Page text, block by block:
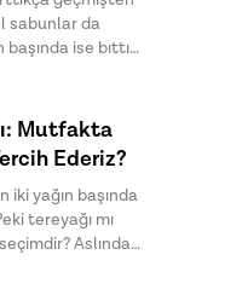
sabunlar da
ise bıttım
Anadolu
bu özel
yöntemiyle
sabunu
bilinen bıttım
uzak , hem cilt
geleneksel
Mutfakta
Ederiz?
iki yağın başında
tereyağı mı
Aslında
Hazırlanan